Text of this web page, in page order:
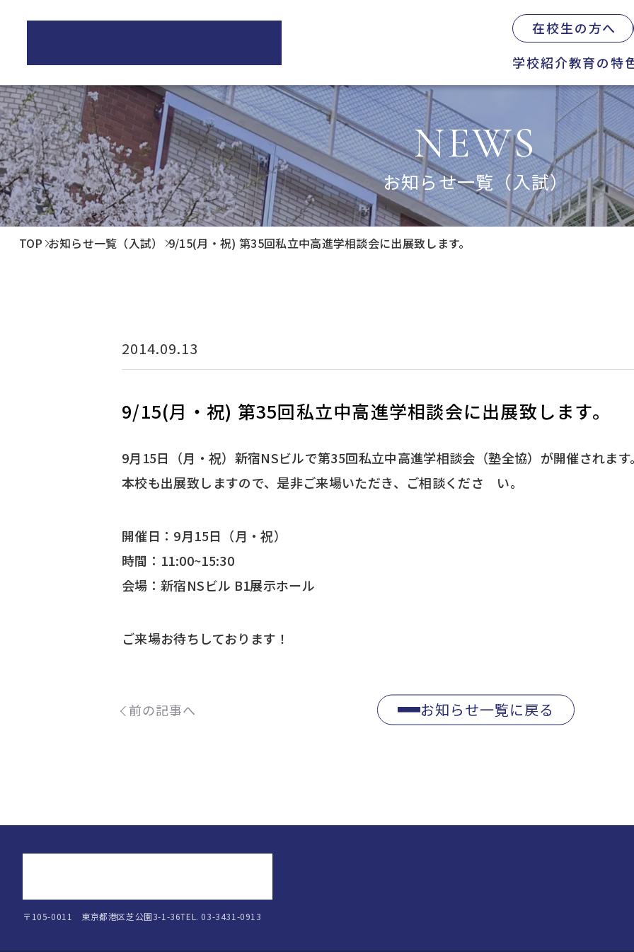
在校生の方へ
学校紹介教育の特
学校紹介
正則高等学校の3つの柱
校長ご挨拶
歴史・伝統
制服紹介
施設紹介
教育の特色
正則教育の全体図
学習指導
教科紹介
教育内容
進路指導
進路実績
学校生活
年間行事
体育祭
学院祭
学習旅行
体験学習
学院祭特設ページ
入試情報
オープンスクール
募集要項
Web出願について
入試Q&A
学費軽減・助成制
NEWS
お知らせ一覧（入試）
TOP お知らせ一覧（入試） 9/15(月・祝) 第35回私立中高進学相談会に出展致します。
2014.09.13
9/15(月・祝) 第35回私立中高進学相談会に出展致します。
9月15日（月・祝）新宿NSビルで第35回私立中高進学相談会（塾全協）が開催されます
本校も出展致しますので、是非ご来場いただき、ご相談くださ い。
開催日：9月15日（月・祝）
時間：11:00~15:30
会場：新宿NSビル B1展示ホール
ご来場お待ちしております！
前の記事へ お知らせ一覧に戻る
〒105-0011 東京都港区芝公園3-1-36TEL. 03-3431-0913